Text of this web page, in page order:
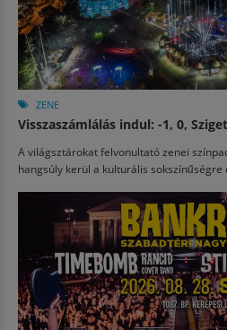
ZENE
Visszaszámlálás indul: -1, 0,
A világsztárokat felvonultató zenei
hangsúly kerül a kulturális sokszínűségre